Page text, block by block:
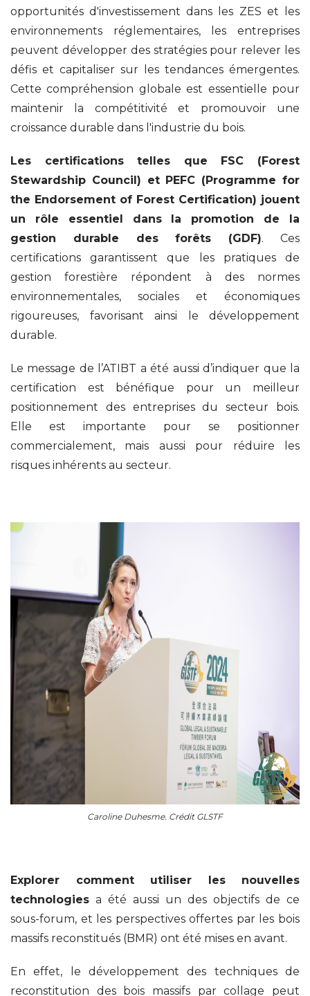
opportunités d'investissement dans les ZES et les
environnements réglementaires, les entreprises
peuvent développer des stratégies pour relever les
défis et capitaliser sur les tendances émergentes.
Cette compréhension globale est essentielle pour
maintenir la compétitivité et promouvoir une
croissance durable dans l'industrie du bois.
Les certifications telles que FSC (Forest
Stewardship Council) et PEFC (Programme for
the Endorsement of Forest Certification) jouent
un rôle essentiel dans la promotion de la
gestion durable des forêts (GDF). Ces
certifications garantissent que les pratiques de
gestion forestière répondent à des normes
environnementales, sociales et économiques
rigoureuses, favorisant ainsi le développement
durable.
Le message de l’ATIBT a été aussi d’indiquer que la
certification est bénéfique pour un meilleur
positionnement des entreprises du secteur bois.
Elle est importante pour se positionner
commercialement, mais aussi pour réduire les
risques inhérents au secteur.
Caroline Duhesme. Crédit GLSTF
Explorer comment utiliser les nouvelles
technologies a été aussi un des objectifs de ce
sous-forum, et les perspectives offertes par les bois
massifs reconstitués (BMR) ont été mises en avant.
En effet, le développement des techniques de
reconstitution des bois massifs par collage peut